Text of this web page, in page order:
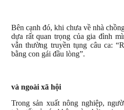
Bên cạnh đó, khi chưa về nhà
dựa rất quan trọng của gia đình
vẫn thường truyền tụng câu ca:
bằng con gái đầu lòng”.
và ngoài xã hội
Trong sản xuất nông nghiệp,